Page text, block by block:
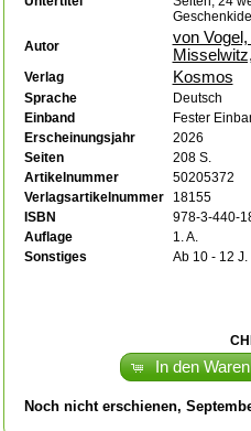
Autor
von
Verlag Kosmos
Sprache
Deutsch
Einband
Fester
Erscheinungsjahr
2026
Seiten
208 S.
Artikelnummer
50205372
Verlagsartikelnummer
18155
ISBN
978-3-440-
Auflage
1. A.
Sonstiges
Ab 10 - 12 J.
In den
Noch nicht erschienen,